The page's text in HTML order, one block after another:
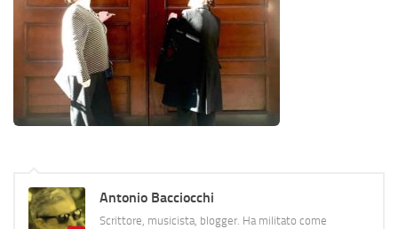
Antonio Bacciocchi
Scrittore, musicista, blogger. Ha militato come